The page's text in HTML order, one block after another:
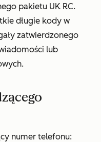
pakietu UK RC.
długie kody w
zatwierdzonego
lub
numer telefonu: